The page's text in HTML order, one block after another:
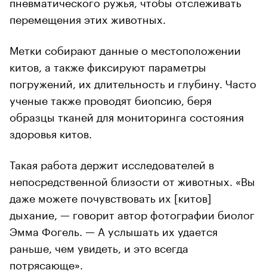
перемещения этих животных.
Метки собирают данные о местоположении
китов, а также фиксируют параметры
погружений, их длительность и глубину. Часто
ученые также проводят биопсию, беря
образцы тканей для мониторинга состояния
здоровья китов.
Такая работа держит исследователей в
непосредственной близости от животных. «Вы
даже можете почувствовать их [китов]
дыхание, — говорит автор фотографии биолог
Эмма Фогель. — А услышать их удается
раньше, чем увидеть, и это всегда
потрясающе».